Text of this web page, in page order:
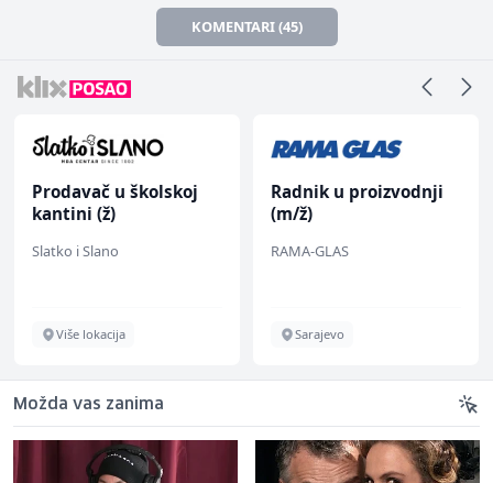
KOMENTARI (45)
Prodavač u školskoj
kantini (ž)
Slatko i Slano
Više lokacija
Radnik u proizvodnji
(m/ž)
RAMA-GLAS
Sarajevo
Možda vas zanima